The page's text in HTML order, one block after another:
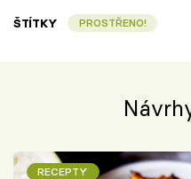
ŠTÍTKY PROSTŘENO!
RECEPTY